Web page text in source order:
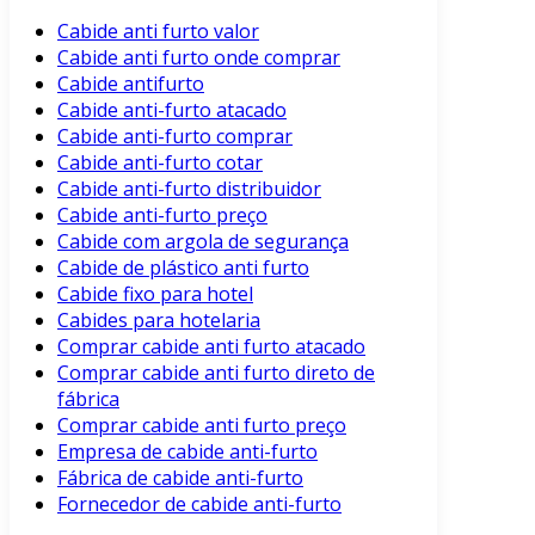
Cabide anti furto valor
Cabide anti furto onde comprar
Cabide antifurto
Cabide anti-furto atacado
Cabide anti-furto comprar
Cabide anti-furto cotar
Cabide anti-furto distribuidor
Cabide anti-furto preço
Cabide com argola de segurança
Cabide de plástico anti furto
Cabide fixo para hotel
Cabides para hotelaria
Comprar cabide anti furto atacado
Comprar cabide anti furto direto de
fábrica
Comprar cabide anti furto preço
Empresa de cabide anti-furto
Fábrica de cabide anti-furto
Fornecedor de cabide anti-furto